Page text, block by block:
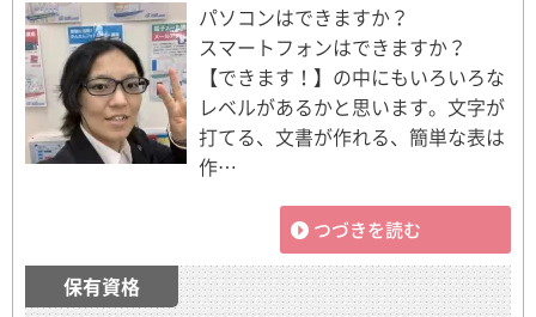
パソコンはできますか？
スマートフォンはできますか？
【できます！】の中にもいろいろな
レベルがあるかと思います。文字が
打てる、文書が作れる、簡単な表は
作…
つづきを読む
保有資格